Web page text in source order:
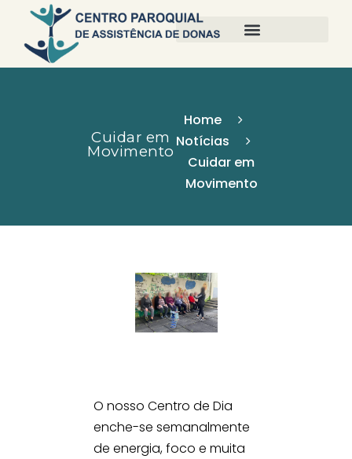
Cuidar em
Movimento
Home
Notícias
Cuidar em
Movimento
O nosso Centro de Dia
enche-se semanalmente
de energia, foco e muita